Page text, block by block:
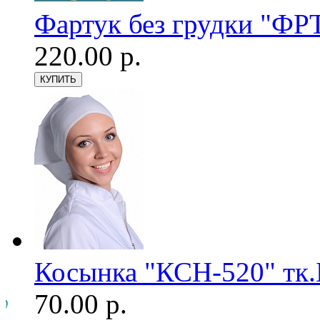
Фартук без грудки
220.00 р.
Косынка "КСН-520"
70.00 р.